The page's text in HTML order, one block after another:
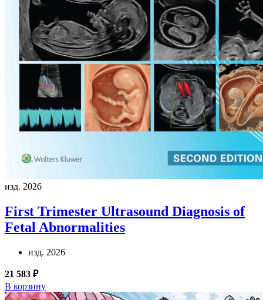
изд. 2026
First Trimester Ultrasound Diagnosis of
Fetal Abnormalities
изд. 2026
21 583 ₽
В корзину